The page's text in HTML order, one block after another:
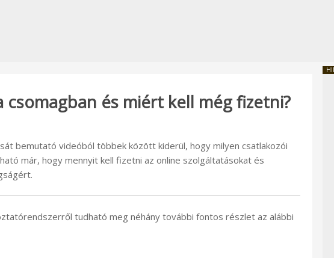
csomagban és miért kell még fizetni?
bemutató videóból többek között kiderül, hogy milyen csatlakozói
már, hogy mennyit kell fizetni az online szolgáltatásokat és
tudható meg néhány további fontos részlet az alábbi